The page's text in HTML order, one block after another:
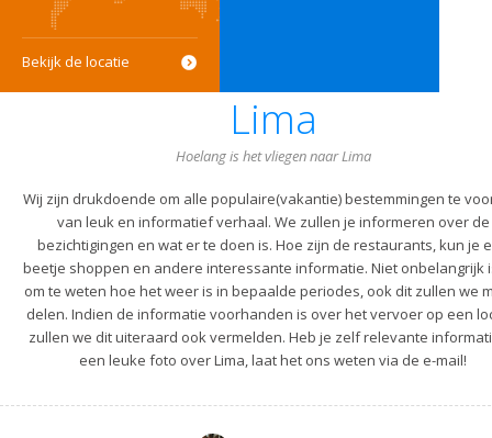
Bekijk de locatie
Lima
Hoelang is het vliegen naar Lima
Wij zijn drukdoende om alle populaire(vakantie) bestemmingen te
van leuk en informatief verhaal. We zullen je informeren over de
bezichtigingen en wat er te doen is. Hoe zijn de restaurants, kun je
beetje shoppen en andere interessante informatie. Niet onbelangrijk
om te weten hoe het weer is in bepaalde periodes, ook dit zullen we
delen. Indien de informatie voorhanden is over het vervoer op een
zullen we dit uiteraard ook vermelden. Heb je zelf relevante
een leuke foto over Lima, laat het ons weten via de e-mail!